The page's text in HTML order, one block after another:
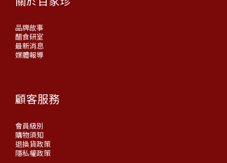
品牌故事
醋食研室
最新消息
媒體報導
顧客服務
會員級別
購物須知
退換貨政策
隱私權政策